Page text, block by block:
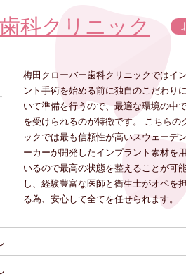
科クリニック
梅田クローバー歯科クリニックではイ
ント手術を始める前に独自のこだわり
いて準備を行うので、最適な環境の中
を受けられるのが特徴です。 こちらの
ックでは最も信頼性が高いスウェーデ
ーカーが開発したインプラント素材を
いるので最高の状態を整えることが可
し、経験豊富な医師と衛生士がオペを
る為、安心して全てを任せられます。